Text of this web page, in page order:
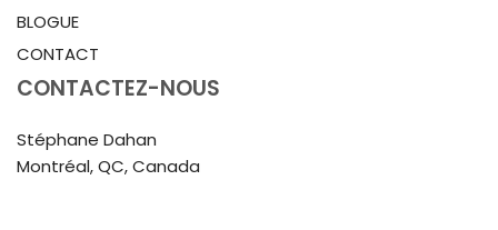
BLOGUE
CONTACT
CONTACTEZ-NOUS
Stéphane Dahan
Montréal, QC, Canada